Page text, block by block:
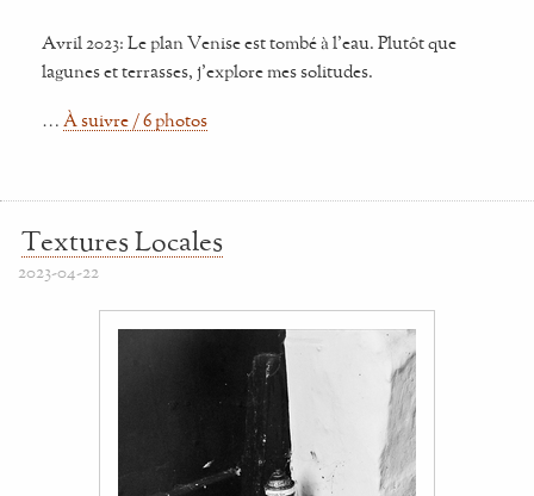
Avril 2023: Le plan Venise est tombé à l'eau. Plutôt que
lagunes et terrasses, j'explore mes solitudes.
… À suivre / 6 photos
Textures Locales
2023-04-22